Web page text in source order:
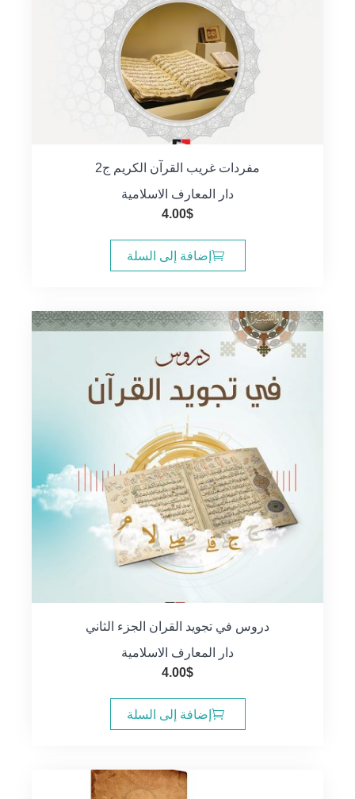
مفردات غريب القرآن الكريم ج2
دار المعارف الاسلامية
4.00$
إضافة إلى السلة
دروس في تجويد القران الجزء الثاني
دار المعارف الاسلامية
4.00$
إضافة إلى السلة